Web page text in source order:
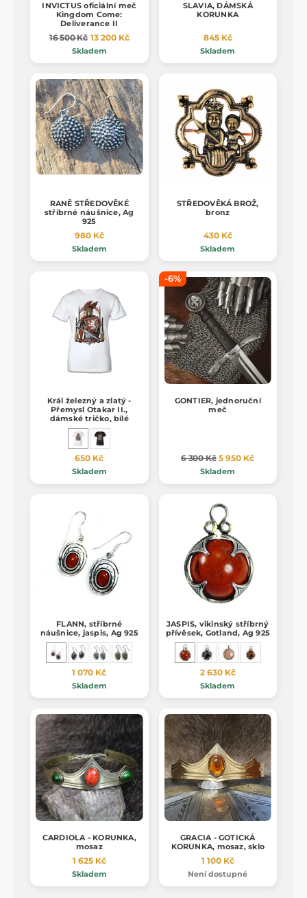
INVICTUS oficiální meč
Kingdom Come:
Deliverance II
16 500 Kč 13 200 Kč
Skladem
SLAVIA, DÁMSKÁ
KORUNKA
845 Kč
Skladem
RANĚ STŘEDOVĚKÉ
stříbrné náušnice, Ag
925
980 Kč
Skladem
STŘEDOVĚKÁ BROŽ,
bronz
430 Kč
Skladem
Král železný a zlatý -
Přemysl Otakar II.,
dámské tričko, bílé
650 Kč
Skladem
-6%
GONTIER, jednoruční
meč
6 300 Kč 5 950 Kč
Skladem
FLANN, stříbrné
náušnice, jaspis, Ag 925
1 070 Kč
Skladem
JASPIS, vikinský stříbrný
přívěsek, Gotland, Ag 925
2 630 Kč
Skladem
CARDIOLA - KORUNKA,
mosaz
1 625 Kč
Skladem
GRACIA - GOTICKÁ
KORUNKA, mosaz, sklo
1 100 Kč
Není dostupné